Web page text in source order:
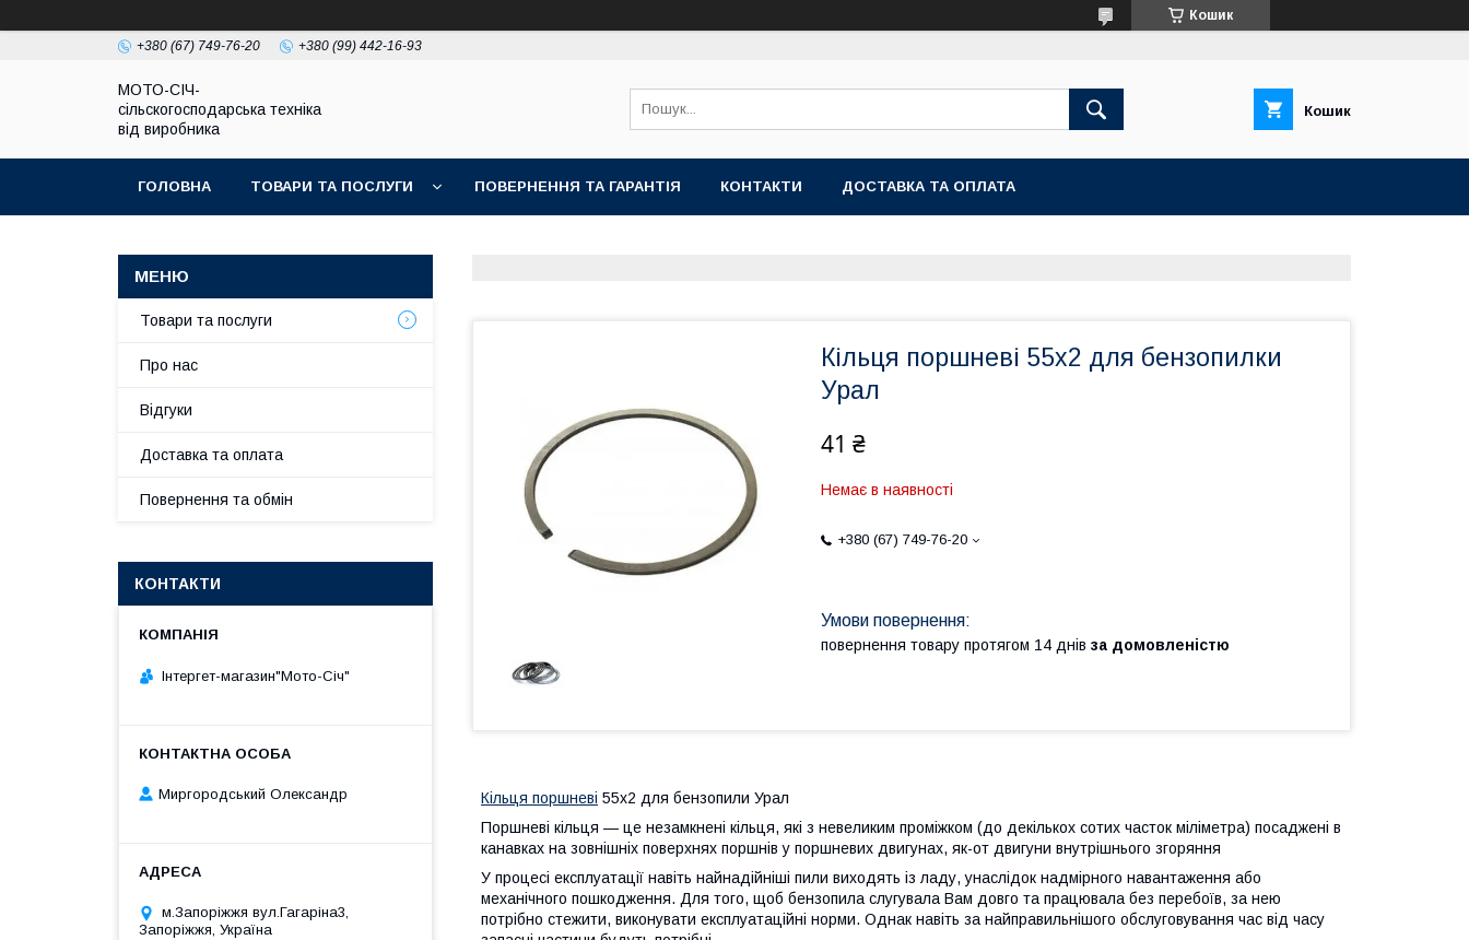
Кошик
+380 (67) 749-76-20 +380 (99) 442-16-93
МОТО-СІЧ-
сільскогосподарська техніка
від виробника
Кошик
ГОЛОВНА ТОВАРИ ТА ПОСЛУГИ ПОВЕРНЕННЯ ТА ГАРАНТІЯ КОНТАКТИ ДОСТАВКА ТА ОПЛАТА
Кільця поршневі 55x2 для бензопилки
Урал
41 ₴
Немає в наявності
+380 (67) 749-76-20
повернення товару протягом 14 днів за домовленістю
Кільця поршневі 55x2 для бензопили Урал
Поршневі кільця — це незамкнені кільця, які з невеликим проміжком (до декількох сотих часток міліметра) посаджені в
канавках на зовнішніх поверхнях поршнів у поршневих двигунах, як-от двигуни внутрішнього згоряння
У процесі експлуатації навіть найнадійніші пили виходять із ладу, унаслідок надмірного навантаження або
механічного пошкодження. Для того, щоб бензопила слугувала Вам довго та працювала без перебоїв, за нею
потрібно стежити, виконувати експлуатаційні норми. Однак навіть за найправильнішого обслуговування час від часу
Товари та послуги
Про нас
Відгуки
Доставка та оплата
Повернення та обмін
КОНТАКТИ
Інтергет-магазин"Мото-Січ"
Миргородський Олександр
м.Запоріжжя вул.Гагаріна3,
Запоріжжя, Україна